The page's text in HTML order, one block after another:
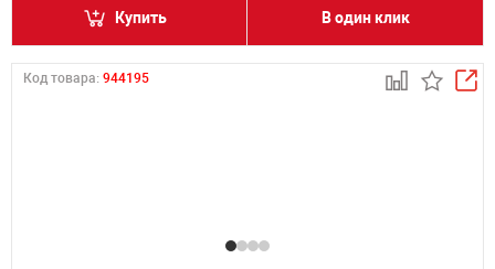
Купить В один клик
Код товара: 944195